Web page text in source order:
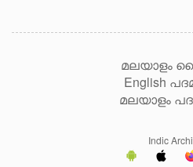
മലയാളം
English
മലയാളം
Indic